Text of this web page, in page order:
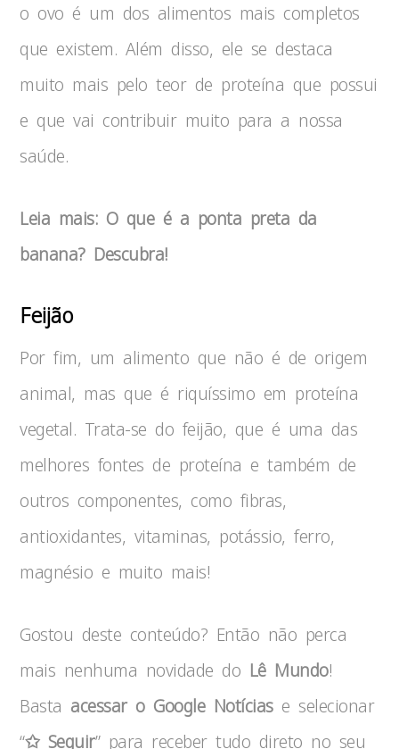
o ovo é um dos alimentos mais completos
que existem. Além disso, ele se destaca
muito mais pelo teor de proteína que possui
e que vai contribuir muito para a nossa
saúde.
Leia mais: O que é a ponta preta da
banana? Descubra!
Feijão
Por fim, um alimento que não é de origem
animal, mas que é riquíssimo em proteína
vegetal. Trata-se do feijão, que é uma das
melhores fontes de proteína e também de
outros componentes, como fibras,
antioxidantes, vitaminas, potássio, ferro,
magnésio e muito mais!
Gostou deste conteúdo? Então não perca
mais nenhuma novidade do Lê Mundo!
Basta acessar o Google Notíciase selecionar
“✩ Seguir” para receber tudo direto no seu